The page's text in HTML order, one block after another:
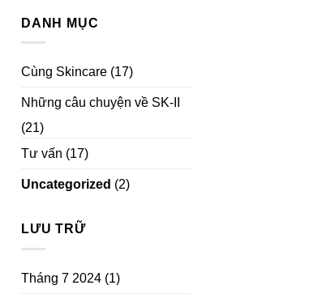
DANH MỤC
Cùng Skincare (17)
Những câu chuyện về SK-II
(21)
Tư vấn (17)
Uncategorized (2)
LƯU TRỮ
Tháng 7 2024 (1)